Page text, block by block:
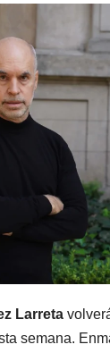
Larreta
semana.